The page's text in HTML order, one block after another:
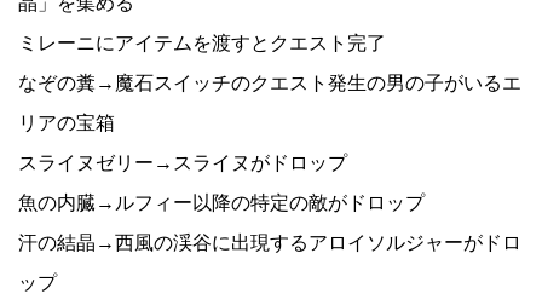
ミレーニにアイテムを渡すとクエスト完了
なぞの糞→魔石スイッチのクエスト発生の男の子がいるエ
リアの宝箱
スライヌゼリー→スライヌがドロップ
魚の内臓→ルフィー以降の特定の敵がドロップ
汗の結晶→西風の渓谷に出現するアロイソルジャーがドロ
ップ